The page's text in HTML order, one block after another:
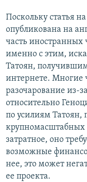
Поскольку статья
опубликована на
часть иностранных
именно с этим,
Татоян,
интернете. Многие
разочарование из-
относительно
по усилиям Татоян,
крупномасштабных
затратное, оно
возможные
нее, это может
ее проекта.